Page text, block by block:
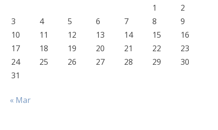
1
2
3
4 5 6 7 8
9
10
11 12 13 14 15
16
17
18 19 20 21 22
23
24
25 26 27 28 29
30
31
« Mar